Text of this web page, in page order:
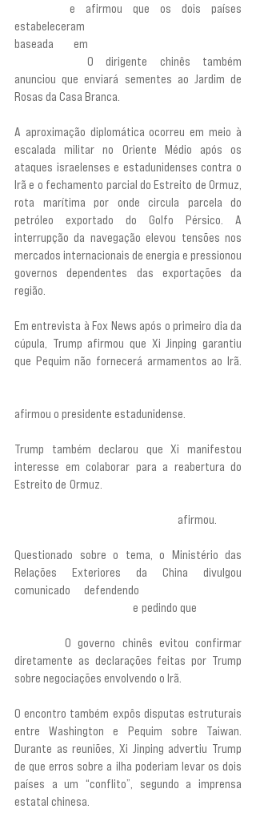
e afirmou que os dois países
estabeleceram
baseada em
O dirigente chinês também
anunciou que enviará sementes ao Jardim de
Rosas da Casa Branca.
A aproximação diplomática ocorreu em meio à
escalada militar no Oriente Médio após os
ataques israelenses e estadunidenses contra o
Irã e o fechamento parcial do Estreito de Ormuz,
rota marítima por onde circula parcela do
petróleo exportado do Golfo Pérsico. A
interrupção da navegação elevou tensões nos
mercados internacionais de energia e pressionou
governos dependentes das exportações da
região.
Em entrevista à Fox News após o primeiro dia da
cúpula, Trump afirmou que Xi Jinping garantiu
afirmou o presidente estadunidense.
Trump também declarou que Xi manifestou
interesse em colaborar para a reabertura do
Estreito de Ormuz.
afirmou.
Questionado sobre o tema, o Ministério das
Relações Exteriores da China divulgou
comunicado defendendo
abrangente e duradouro” e pedindo que
possível”. O governo chinês evitou confirmar
diretamente as declarações feitas por Trump
sobre negociações envolvendo o Irã.
O encontro também expôs disputas estruturais
entre Washington e Pequim sobre Taiwan.
Durante as reuniões, Xi Jinping advertiu Trump
de que erros sobre a ilha poderiam levar os dois
países a um “conflito”, segundo a imprensa
estatal chinesa.